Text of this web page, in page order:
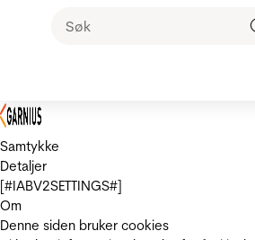
Samtykke
Detaljer
[#IABV2SETTINGS#]
Om
Denne siden bruker cookies